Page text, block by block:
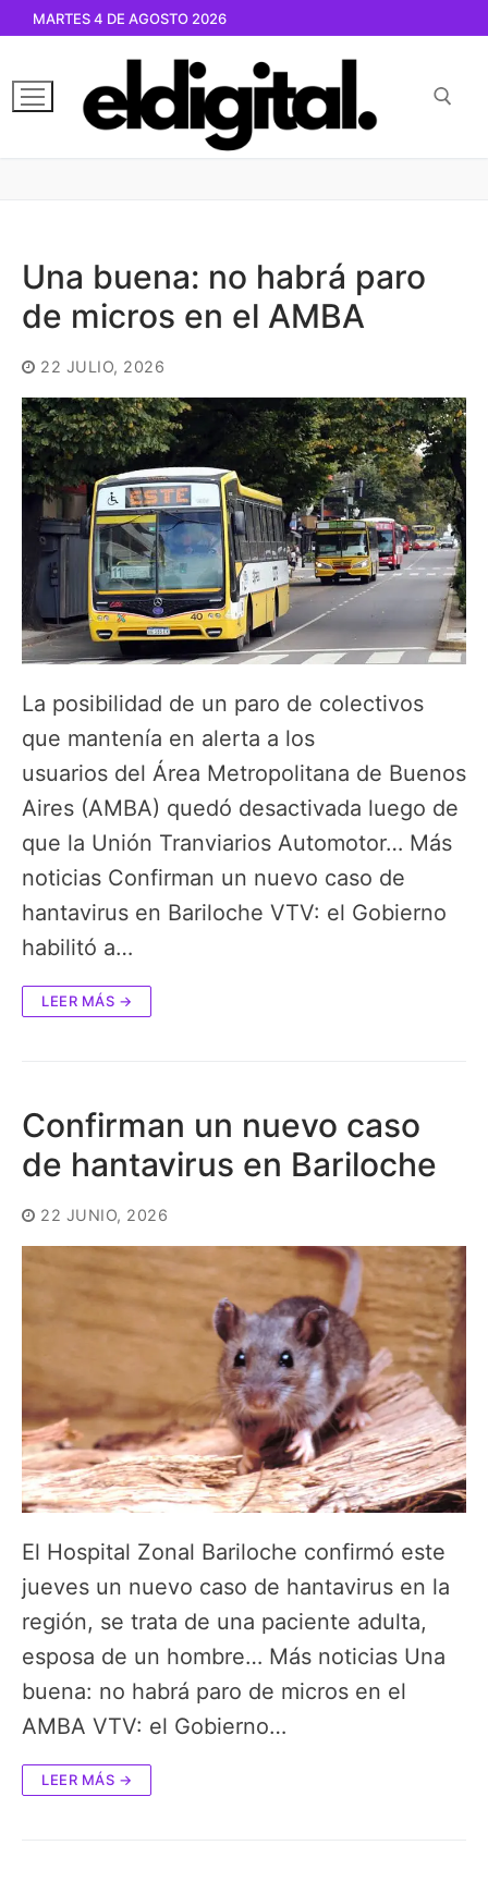
contenido
MARTES 4 DE AGOSTO 2026
Una buena: no habrá paro
de micros en el AMBA
22 JULIO, 2026
La posibilidad de un paro de colectivos
que mantenía en alerta a los
usuarios del Área Metropolitana de Buenos
Aires (AMBA) quedó desactivada luego de
que la Unión Tranviarios Automotor… Más
noticias Confirman un nuevo caso de
hantavirus en Bariloche VTV: el Gobierno
habilitó a…
LEER MÁS →
Confirman un nuevo caso
de hantavirus en Bariloche
22 JUNIO, 2026
El Hospital Zonal Bariloche confirmó este
jueves un nuevo caso de hantavirus en la
región, se trata de una paciente adulta,
esposa de un hombre… Más noticias Una
buena: no habrá paro de micros en el
AMBA VTV: el Gobierno…
LEER MÁS →